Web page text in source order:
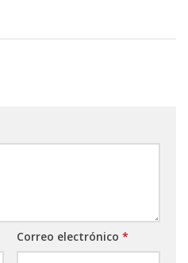
Correo electrónico *